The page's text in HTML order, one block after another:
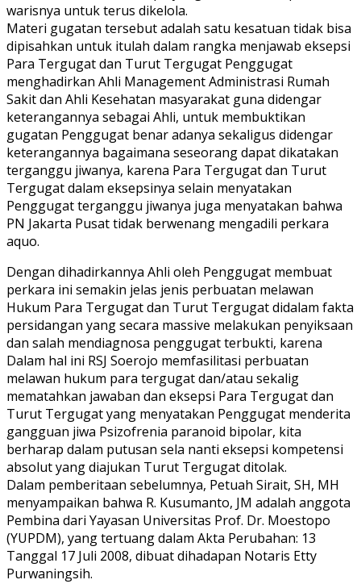
warisnya untuk terus dikelola.
Materi gugatan tersebut adalah satu kesatuan tidak bisa
dipisahkan untuk itulah dalam rangka menjawab eksepsi
Para Tergugat dan Turut Tergugat Penggugat
menghadirkan Ahli Management Administrasi Rumah
Sakit dan Ahli Kesehatan masyarakat guna didengar
keterangannya sebagai Ahli, untuk membuktikan
gugatan Penggugat benar adanya sekaligus didengar
keterangannya bagaimana seseorang dapat dikatakan
terganggu jiwanya, karena Para Tergugat dan Turut
Tergugat dalam eksepsinya selain menyatakan
Penggugat terganggu jiwanya juga menyatakan bahwa
PN Jakarta Pusat tidak berwenang mengadili perkara
aquo.
Dengan dihadirkannya Ahli oleh Penggugat membuat
perkara ini semakin jelas jenis perbuatan melawan
Hukum Para Tergugat dan Turut Tergugat didalam fakta
persidangan yang secara massive melakukan penyiksaan
dan salah mendiagnosa penggugat terbukti, karena
Dalam hal ini RSJ Soerojo memfasilitasi perbuatan
melawan hukum para tergugat dan/atau sekalig
mematahkan jawaban dan eksepsi Para Tergugat dan
Turut Tergugat yang menyatakan Penggugat menderita
gangguan jiwa Psizofrenia paranoid bipolar, kita
berharap dalam putusan sela nanti eksepsi kompetensi
absolut yang diajukan Turut Tergugat ditolak.
Dalam pemberitaan sebelumnya, Petuah Sirait, SH, MH
menyampaikan bahwa R. Kusumanto, JM adalah anggota
Pembina dari Yayasan Universitas Prof. Dr. Moestopo
(YUPDM), yang tertuang dalam Akta Perubahan: 13
Tanggal 17 Juli 2008, dibuat dihadapan Notaris Etty
Purwaningsih.